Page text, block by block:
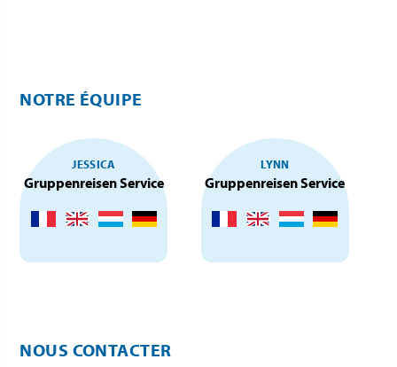
NOTRE ÉQUIPE
JESSICA
Gruppenreisen Service
LYNN
Gruppenreisen Service
NOUS CONTACTER